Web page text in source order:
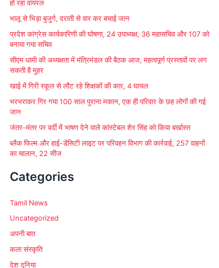
हो रहा वायरल
भालू से भिड़ा बुजुर्ग, दराती से वार कर बचाई जान
प्रदेश कांग्रेस कार्यकारिणी की घोषणा, 24 उपाध्यक्ष, 36 महासचिव और 107 को
बनाया गया सचिव
सीएम धामी की अध्यक्षता में मंत्रिमंडल की बैठक आज, महत्वपूर्ण प्रस्तावों पर लग
सकती है मुहर
खाई में गिरी स्कूल से लौट रहे शिक्षकों की कार, 4 घायल
भरभराकर गिर गया 100 साल पुराना मकान, एक ही परिवार के छह लोगों की गई
जान
जंतर-मंतर पर वर्दी में भाषण देने वाले कांस्टेबल शेर सिंह को किया बर्खास्त
ब्लैक फिल्म और हाई-डेंसिटी लाइट पर परिवहन विभाग की कार्रवाई, 257 वाहनों
का चालान, 22 सीज
Categories
Tamil News
Uncategorized
अपनी बात
कला संस्कृति
देश दुनिया